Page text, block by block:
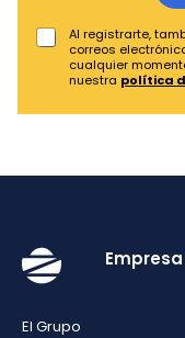
Al registrarte,
correos
cualquier
nuestra política
El Grupo
Empresa